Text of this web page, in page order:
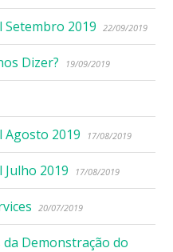
2019 22/09/2019
Dizer? 19/09/2019
Agosto 2019 17/08/2019
2019 17/08/2019
20/07/2019
da Demonstração do